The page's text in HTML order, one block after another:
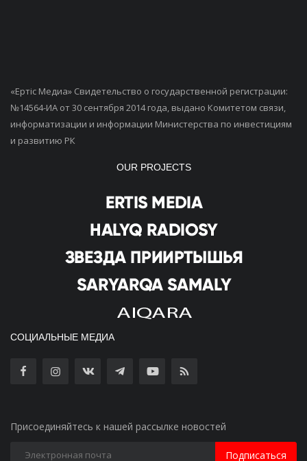
«Ертiс Медиа» Свидетельство о государственной регистрации:
№14564-ИА от 30 сентября 2014 года, выдано Комитетом связи,
информатизации и информации Министерства по инвестициям
и развитию РК
OUR PROJECTS
СОЦИАЛЬНЫЕ МЕДИА
Присоединяйтесь к нашей рассылке новостей
Подписаться